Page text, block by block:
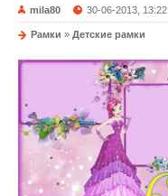
mila80 30-06-2013, 13:22
Рамки » Детские рамки